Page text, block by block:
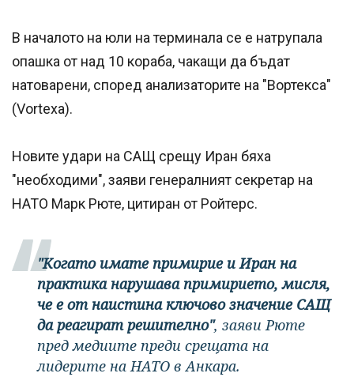
В началото на юли на терминала се е натрупала
опашка от над 10 кораба, чакащи да бъдат
натоварени, според анализаторите на "Вортекса"
(Vortexa).
Новите удари на САЩ срещу Иран бяха
"необходими", заяви генералният секретар на
НАТО Марк Рюте, цитиран от Ройтерс.
"Когато имате примирие и Иран на
практика нарушава примирието, мисля,
че е от наистина ключово значение САЩ
да реагират решително", заяви Рюте
пред медиите преди срещата на
лидерите на НАТО в Анкара.